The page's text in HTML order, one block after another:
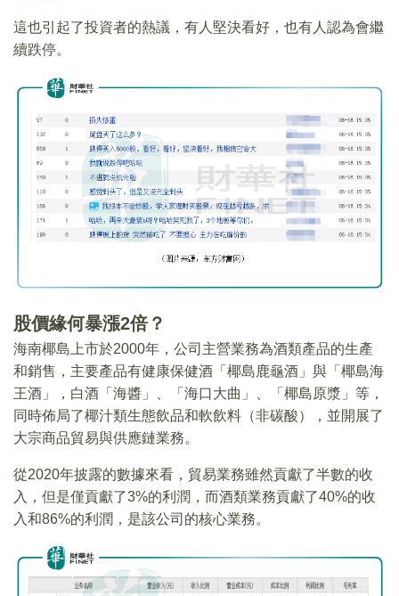
這也引起了投資者的熱議，有人堅決看好，也有人認為會繼
續跌停。
股價緣何暴漲2倍？
海南椰島上市於2000年，公司主營業務為酒類產品的生產
和銷售，主要產品有健康保健酒「椰島鹿龜酒」與「椰島海
王酒」，白酒「海醬」、「海口大曲」、「椰島原漿」等，
同時佈局了椰汁類生態飲品和軟飲料（非碳酸），並開展了
大宗商品貿易與供應鏈業務。
從2020年披露的數據來看，貿易業務雖然貢獻了半數的收
入，但是僅貢獻了3%的利潤，而酒類業務貢獻了40%的收
入和86%的利潤，是該公司的核心業務。